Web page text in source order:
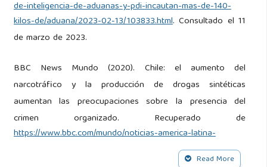
de-inteligencia-de-aduanas-y-pdi-incautan-mas-de-140-
kilos-de/aduana/2023-02-13/103833.html. Consultado el 11
de marzo de 2023.
BBC News Mundo (2020). Chile: el aumento del
narcotráfico y la producción de drogas sintéticas
aumentan las preocupaciones sobre la presencia del
crimen organizado. Recuperado de
https://www.bbc.com/mundo/noticias-america-latina-
. Consultado el 14 de marzo de 2023.
Read More